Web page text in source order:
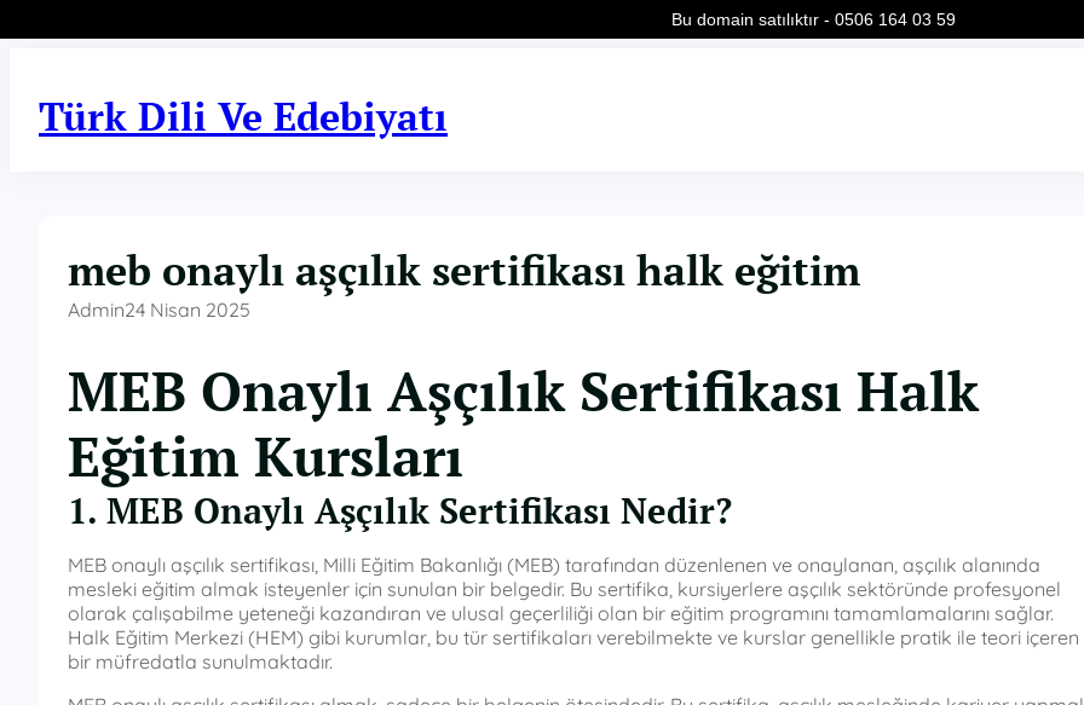
Türk Dili Ve Edebiyatı
meb onaylı aşçılık sertifikası halk eğitim
Admin24 Nisan 2025
MEB Onaylı Aşçılık Sertifikası Halk
Eğitim Kursları
1. MEB Onaylı Aşçılık Sertifikası Nedir?
MEB onaylı aşçılık sertifikası, Milli Eğitim Bakanlığı (MEB) tarafından düzenlenen ve onaylanan, aşçılık alanında
mesleki eğitim almak isteyenler için sunulan bir belgedir. Bu sertifika, kursiyerlere aşçılık sektöründe profesyonel
olarak çalışabilme yeteneği kazandıran ve ulusal geçerliliği olan bir eğitim programını tamamlamalarını sağlar.
Halk Eğitim Merkezi (HEM) gibi kurumlar, bu tür sertifikaları verebilmekte ve kurslar genellikle pratik ile teori içeren
bir müfredatla sunulmaktadır.
Bu domain satılıktır - 0506 164 03 59